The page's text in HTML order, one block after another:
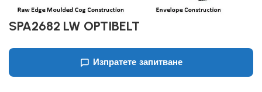
SPA2682 LW OPTIBELT
Изпратете запитване